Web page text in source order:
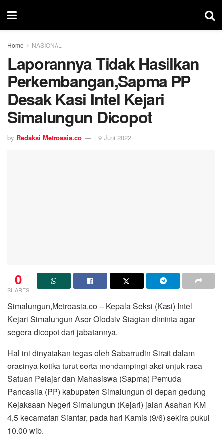
Home NASIONAL
Laporannya Tidak Hasilkan
Perkembangan,Sapma PP
Desak Kasi Intel Kejari
Simalungun Dicopot
by Redaksi Metroasia.co 9 Juni 2022
0
SHARES
Simalungun,Metroasia.co – Kepala Seksi (Kasi) Intel
Kejari Simalungun Asor Olodaiv Siagian diminta agar
segera dicopot dari jabatannya.
Hal ini dinyatakan tegas oleh Sabarrudin Sirait dalam
orasinya ketika turut serta mendampingi aksi unjuk rasa
Satuan Pelajar dan Mahasiswa (Sapma) Pemuda
Pancasila (PP) kabupaten Simalungun di depan gedung
Kejaksaan Negeri Simalungun (Kejari) jalan Asahan KM
4,5 kecamatan Siantar, pada hari Kamis (9/6) sekira pukul
10.00 wib.